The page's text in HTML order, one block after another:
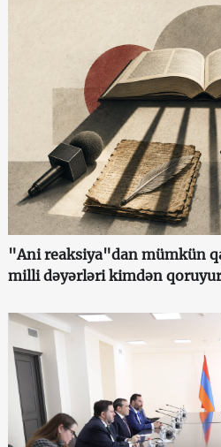
"Ani reaksiya"dan mümkün
milli dəyərləri kimdən